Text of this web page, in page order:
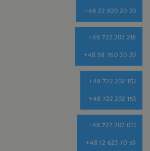
+48 22 820 20 20
+48 722 202 218
+48 58 760 30 20
+48 722 202 153
+48 722 202 153
+48 722 202 013
+48 12 623 70 59